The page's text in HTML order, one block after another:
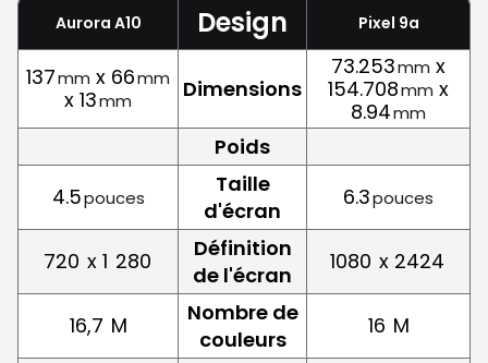
Aurora A10 Design Pixel 9a
137mm x 66mm
x 13mm Dimensions
73.253mm x
154.708mm x
8.94mm
Poids
4.5pouces
Taille
d'écran
6.3pouces
720 x 1 280
Définition
de l'écran
1080 x 2424
16,7 M
Nombre de
couleurs
16 M